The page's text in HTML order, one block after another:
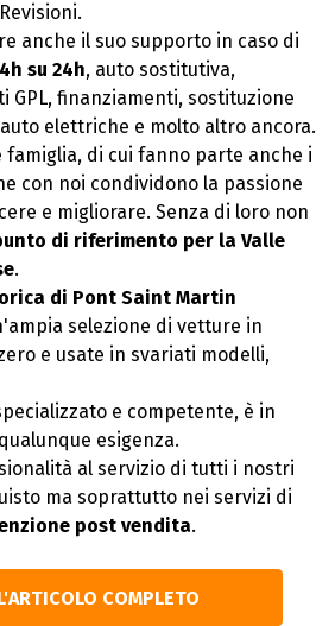
anche il suo supporto in caso di
su 24h, auto sostitutiva,
GPL, finanziamenti, sostituzione
elettriche e molto altro ancora.
famiglia, di cui fanno parte anche i
con noi condividono la passione
e migliorare. Senza di loro non
di riferimento per la Valle
.
di Pont Saint Martin
selezione di vetture in
e usate in svariati modelli,
e competente, è in
esigenza.
al servizio di tutti i nostri
ma soprattutto nei servizi di
post vendita.
COMPLETO